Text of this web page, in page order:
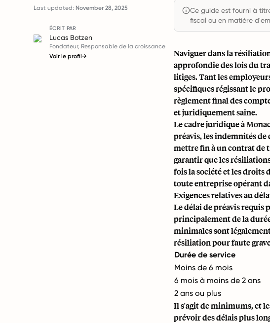
Last updated: November 28, 2025
ÉCRIT PAR
Lucas Botzen
Fondateur, Responsable de la croissance
Voir le profil→
Ce guide est fourni à
fiscal ou en matière
Naviguer dans la
approfondie des lois du
litiges. Tant les
spécifiques régissant le
règlement final des
et juridiquement saine.
Le cadre juridique à
préavis, les indemnités
mettre fin à un contrat de
garantir que les
fois la société et les droits
toute entreprise opérant
Exigences relatives au
Le délai de préavis requis
principalement de la
minimales sont
résiliation pour faute
Durée de service
Moins de 6 mois
6 mois à moins de 2 ans
2 ans ou plus
Il s'agit de minimums, et
prévoir des délais plus